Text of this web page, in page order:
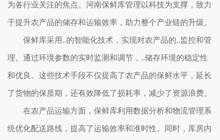
为各行业关注的焦点。河南保鲜库管理以科技为支撑，致力
于提升农产品的储存和运输效率，助力整个产业链的升级。
保鲜库采用..的智能化技术，实现对农产品的..监控和管
理。通过环境参数的实时监测和调节，..储存环境的稳定性
和优良。这些技术手段不仅提高了农产品的保鲜水平，延长
了货物的保质期，还有效降低了损耗率，减少了资源浪费。
在农产品运输方面，保鲜库利用数据分析和物流管理系
统优化配送路线，提高了运输效率和准时性。同时，库房内